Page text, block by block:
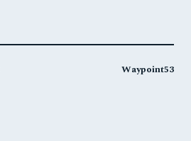
Waypoint53